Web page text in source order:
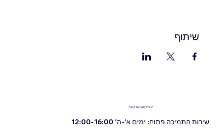
שיתוף
יצירת קשר עם קופה
שירות התמיכה פתוח: ימים א'-ה' 12:00-16:00